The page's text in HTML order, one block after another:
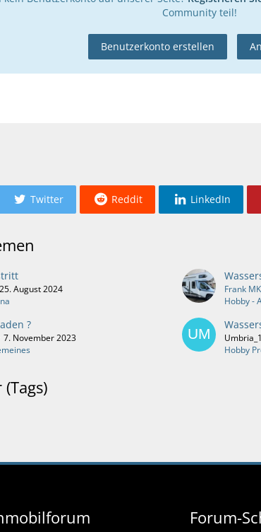
Community teil!
Benutzerkonto erstellen
Twitter Reddit LinkedIn
25. August 2024
Frank MK
Hobby -
?
7. November 2023
Umbria_1
Hobby
Forum-